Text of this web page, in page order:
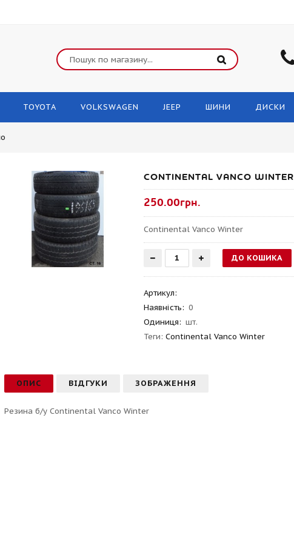
TOYOTA VOLKSWAGEN JEEP ШИНИ ДИСКИ
CONTINENTAL VANCO WINTER
250.00грн.
Continental Vanco Winter
Артикул:
Наявність: 0
Одиниця: шт.
Теги:Continental Vanco Winter
ОПИС ВІДГУКИ ЗОБРАЖЕННЯ
Резина б/у Continental Vanco Winter